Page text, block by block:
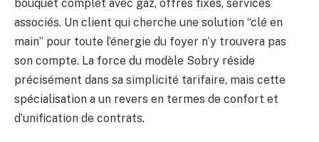
bouquet complet avec gaz, offres fixes, services
associés. Un client qui cherche une solution “clé en
main” pour toute l’énergie du foyer n’y trouvera pas
son compte. La force du modèle Sobry réside
précisément dans sa simplicité tarifaire, mais cette
spécialisation a un revers en termes de confort et
d’unification de contrats.